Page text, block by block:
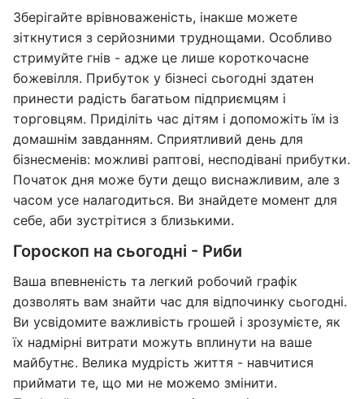
Зберігайте врівноваженість, інакше можете
зіткнутися з серйозними труднощами. Особливо
стримуйте гнів - адже це лише короткочасне
божевілля. Прибуток у бізнесі сьогодні здатен
принести радість багатьом підприємцям і
торговцям. Приділіть час дітям і допоможіть їм із
домашнім завданням. Сприятливий день для
бізнесменів: можливі раптові, несподівані прибутки.
Початок дня може бути дещо виснажливим, але з
часом усе налагодиться. Ви знайдете момент для
себе, аби зустрітися з близькими.
Гороскоп на сьогодні - Риби
Ваша впевненість та легкий робочий графік
дозволять вам знайти час для відпочинку сьогодні.
Ви усвідомите важливість грошей і зрозумієте, як
їх надмірні витрати можуть вплинути на ваше
майбутнє. Велика мудрість життя - навчитися
приймати те, що ми не можемо змінити.